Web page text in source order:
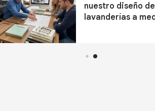
nuestro diseño
lavanderías a